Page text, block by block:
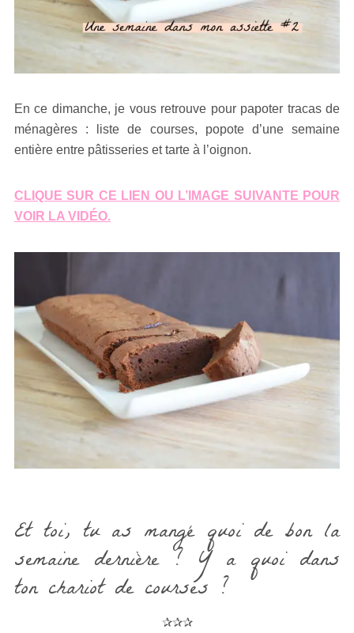
En ce dimanche, je vous retrouve pour papoter tracas de
ménagères : liste de courses, popote d’une semaine
entière entre pâtisseries et tarte à l’oignon.
CLIQUE SUR CE LIEN OU L’IMAGE SUIVANTE POUR
VOIR LA VIDÉO.
Et toi, tu as mangé quoi de bon la
semaine dernière ? Y a quoi dans
ton chariot de courses ?
✰✰✰